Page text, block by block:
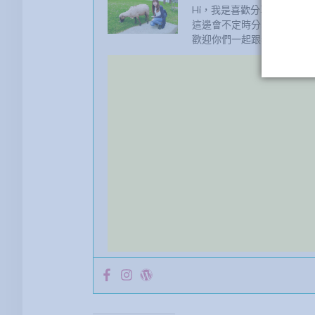
Hi，我是喜歡分享生活大小
這邊會不定時分享我生活裡
歡迎你們一起跟我感受生活